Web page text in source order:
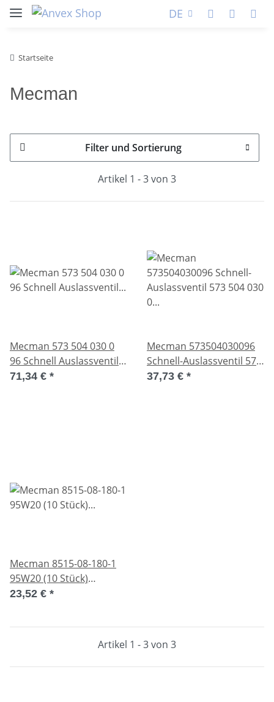
DE
Startseite
Mecman
Filter und Sortierung
Artikel 1 - 3 von 3
Mecman 573 504 030 0
96 Schnell Auslassventil
573504030096 Unused
71,34 € *
Mecman 573504030096
Schnell-Auslassventil 573
504 030 0 96 Used
37,73 € *
Mecman 8515-08-180-1
95W20 (10 Stück)
Zylinderzubehör
23,52 € *
Artikel 1 - 3 von 3